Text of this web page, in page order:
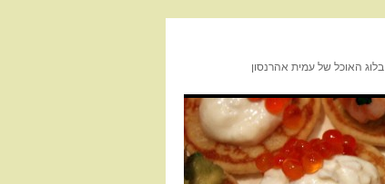
בלוג האוכל של עמית אהרנסון